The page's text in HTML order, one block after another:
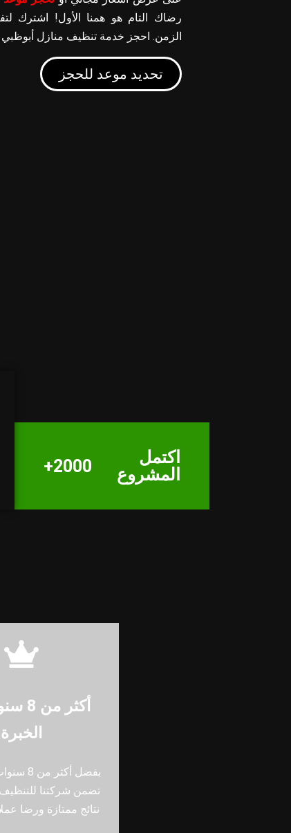
رضاك التام هو همنا الأول! اشترك
الزمن. احجز خدمة تنظيف منازل أبوظبي
تحديد موعد للحجز
اكتمل
المشروع
2000+
أكثر
الخبرة
بفضل
تضمن شركتنا
نتائج ممتازة ورضا